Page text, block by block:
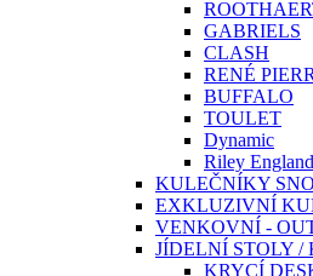
GABRIELS
CLASH
RENÉ
BUFFALO
TOULET
Dynamic
Riley
KULEČNÍKY
EXKLUZIVNÍ
VENKOVNÍ -
JÍDELNÍ STOLY
KRYCÍ